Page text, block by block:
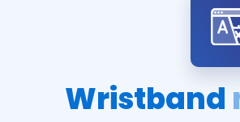
Wristband